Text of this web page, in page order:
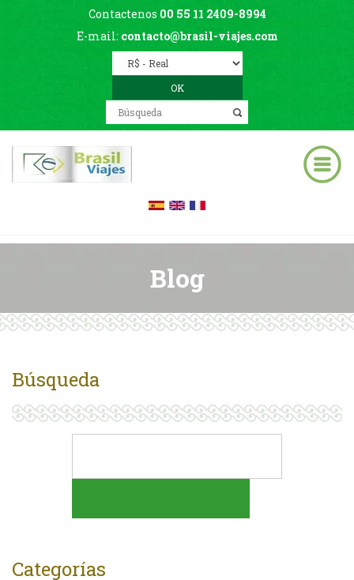
Contactenos 00 55 11 2409-8994
E-mail: contacto@brasil-viajes.com
Blog
Búsqueda
Categorías